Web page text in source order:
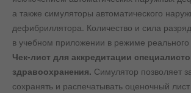
а также симуляторы автоматического
дефибриллятора. Количество и сила
в учебном приложении в режиме реального
Чек-лист для аккредитации
здравоохранения. Симулятор позволяет
сохранять и распечатывать оценочный